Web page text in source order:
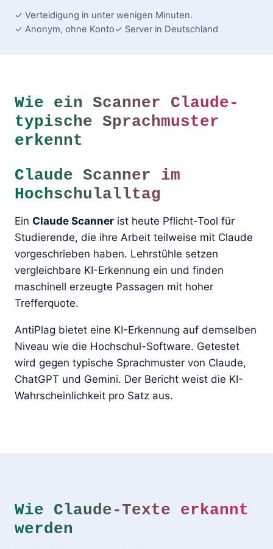
✓ Verteidigung in unter wenigen Minuten.
✓ Anonym, ohne Konto✓ Server in Deutschland
Wie ein Scanner Claude-
typische Sprachmuster
erkennt
Claude Scanner im
Hochschulalltag
Ein Claude Scanner ist heute Pflicht-Tool für
Studierende, die ihre Arbeit teilweise mit Claude
vorgeschrieben haben. Lehrstühle setzen
vergleichbare KI-Erkennung ein und finden
maschinell erzeugte Passagen mit hoher
Trefferquote.
AntiPlag bietet eine KI-Erkennung auf demselben
Niveau wie die Hochschul-Software. Getestet
wird gegen typische Sprachmuster von Claude,
ChatGPT und Gemini. Der Bericht weist die KI-
Wahrscheinlichkeit pro Satz aus.
Wie Claude-Texte erkannt
werden